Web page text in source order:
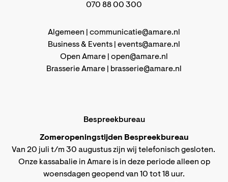
070 88 00 300
Algemeen | communicatie@amare.nl
Business & Events | events@amare.nl
Open Amare | open@amare.nl
Brasserie Amare |
brasserie@amare.nl
Bespreekbureau
Zomeropeningstijden Bespreekbureau
Van 20 juli t/m 30 augustus zijn wij telefonisch gesloten.
Onze kassabalie in Amare is in deze periode alleen op
woensdagen geopend van 10 tot 18 uur.